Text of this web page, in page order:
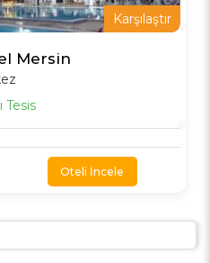
Karşılaştır
Mersin
Tesis
Oteli İncele